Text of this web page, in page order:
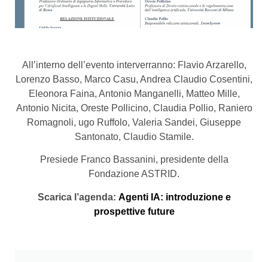
All’interno dell’evento interverranno: Flavio Arzarello,
Lorenzo Basso, Marco Casu, Andrea Claudio Cosentini,
Eleonora Faina, Antonio Manganelli, Matteo Mille,
Antonio Nicita, Oreste Pollicino, Claudia Pollio, Raniero
Romagnoli, ugo Ruffolo, Valeria Sandei, Giuseppe
Santonato, Claudio Stamile.
Presiede Franco Bassanini, presidente della
Fondazione ASTRID.
Scarica l’agenda: Agenti IA: introduzione e
prospettive future